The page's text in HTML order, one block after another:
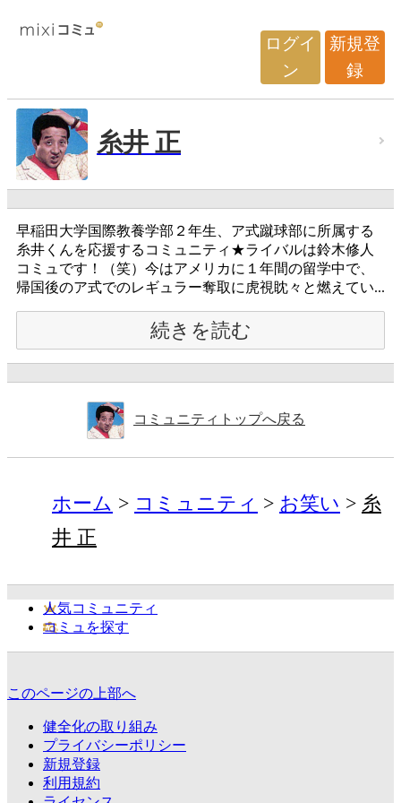
ログイ
ン
新規登
録
糸井 正
早稲田大学国際教養学部２年生、ア式蹴球部に所属する
糸井くんを応援するコミュニティ★ライバルは鈴木修人
コミュです！（笑）今はアメリカに１年間の留学中で、
帰国後のア式でのレギュラー奪取に虎視眈々と燃えてい...
続きを読む
コミュニティトップへ戻る
ホーム コミュニティ お笑い
糸
井 正
人気コミュニティ
コミュを探す
このページの上部へ
健全化の取り組み
プライバシーポリシー
新規登録
利用規約